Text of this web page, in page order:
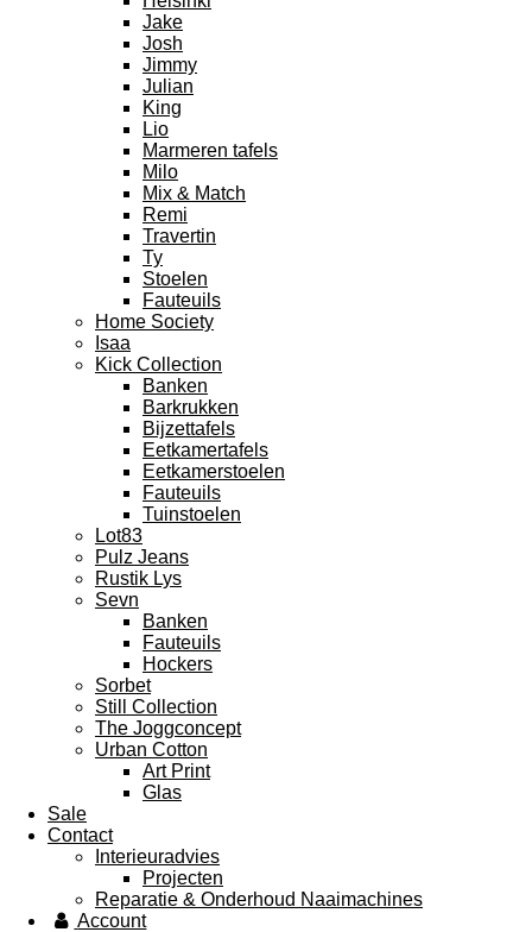
Jake
Josh
Jimmy
Julian
King
Lio
Marmeren tafels
Milo
Mix & Match
Remi
Travertin
Ty
Stoelen
Fauteuils
Home Society
Isaa
Kick Collection
Banken
Barkrukken
Bijzettafels
Eetkamertafels
Eetkamerstoelen
Fauteuils
Tuinstoelen
Lot83
Pulz Jeans
Rustik Lys
Sevn
Banken
Fauteuils
Hockers
Sorbet
Still Collection
The Joggconcept
Urban Cotton
Art Print
Glas
Sale
Contact
Interieuradvies
Projecten
Reparatie & Onderhoud Naaimachines
Account